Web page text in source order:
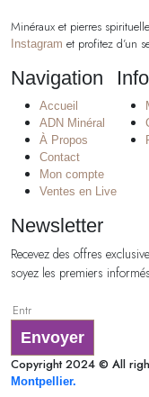
Minéraux et pierres
Instagram et profitez d’un
Navigation
Accueil
ADN Minéral
À Propos
Contact
Mon compte
Ventes en Live
Newsletter
Recevez des offres
soyez les premiers
Envoyer
Copyright 2024 © All
Montpellier.